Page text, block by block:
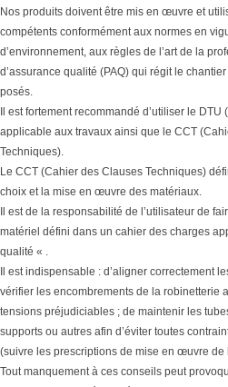
Nos produits doivent être mis en œuvre et
compétents conformément aux normes en
d’environnement, aux règles de l’art de la
d’assurance qualité (PAQ) qui régit le
posés.
Il est fortement recommandé d’utiliser le
applicable aux travaux ainsi que le CCT
Techniques).
Le CCT (Cahier des Clauses Techniques)
choix et la mise en œuvre des matériaux.
Il est de la responsabilité de l’utilisateur de
matériel défini dans un cahier des charges
qualité « .
Il est indispensable : d’aligner correctement
vérifier les encombrements de la robinetterie
tensions préjudiciables ; de maintenir les
supports ou autres afin d’éviter toutes
(suivre les prescriptions de mise en œuvre de
Tout manquement à ces conseils peut